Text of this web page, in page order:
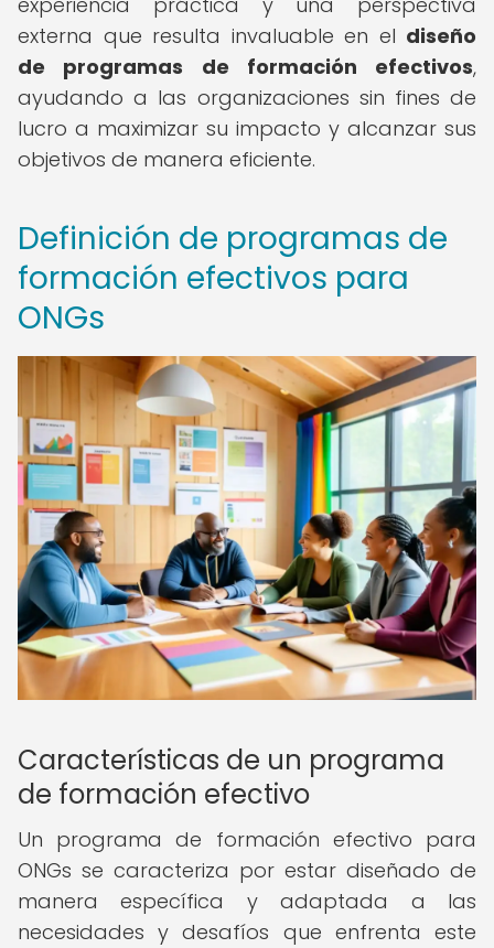
externa que resulta invaluable en el diseño
de programas de formación efectivos,
ayudando a las organizaciones sin fines de
lucro a maximizar su impacto y alcanzar sus
objetivos de manera eficiente.
Definición de programas de
formación efectivos para
ONGs
Características de un programa
de formación efectivo
Un programa de formación efectivo para
ONGs se caracteriza por estar diseñado de
manera específica y adaptada a las
necesidades y desafíos que enfrenta este